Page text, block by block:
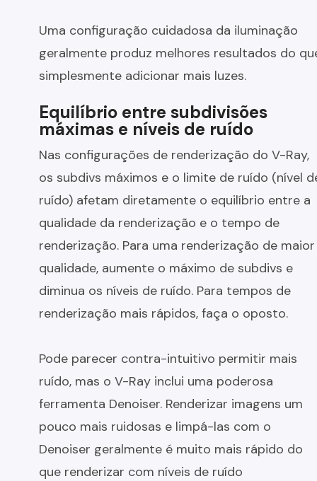
Uma configuração cuidadosa da iluminação
geralmente produz melhores resultados do
simplesmente adicionar mais luzes.
Equilíbrio entre subdivisões
máximas e níveis de ruído
Nas configurações de renderização do V-Ray,
os subdivs máximos e o limite de ruído (nível
ruído) afetam diretamente o equilíbrio entre a
qualidade da renderização e o tempo de
renderização. Para uma renderização de maior
qualidade, aumente o máximo de subdivs e
diminua os níveis de ruído. Para tempos de
renderização mais rápidos, faça o oposto.
Pode parecer contra-intuitivo permitir mais
ruído, mas o V-Ray inclui uma poderosa
ferramenta Denoiser. Renderizar imagens um
pouco mais ruidosas e limpá-las com o
Denoiser geralmente é muito mais rápido do
que renderizar com níveis de ruído